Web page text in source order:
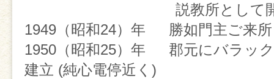
いします。
説教所として開
1949（昭和24）年 勝如門主ご来所
1950（昭和25）年 郡元にバラッ
建立 (純心電停近く)